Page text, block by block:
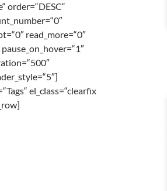
order=“DESC“
read_more=“0″
el_class=“clearfix